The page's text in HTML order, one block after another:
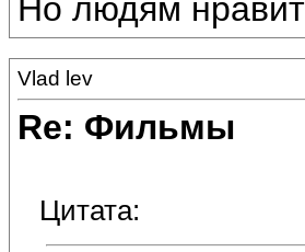
Но людям
Vlad lev
Re: Фильмы
Цитата: